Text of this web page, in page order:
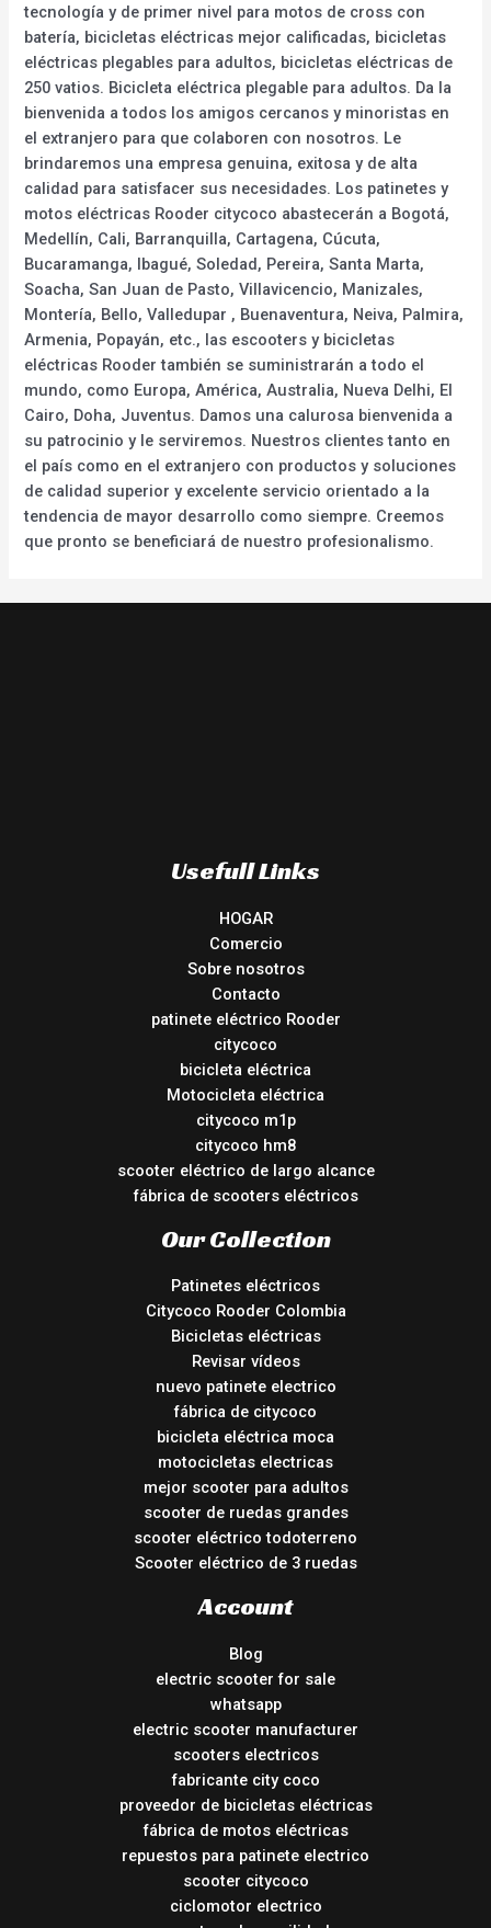
tecnología y de primer nivel para motos de cross con
batería, bicicletas eléctricas mejor calificadas, bicicletas
eléctricas plegables para adultos, bicicletas eléctricas de
250 vatios. Bicicleta eléctrica plegable para adultos. Da la
bienvenida a todos los amigos cercanos y minoristas en
el extranjero para que colaboren con nosotros. Le
brindaremos una empresa genuina, exitosa y de alta
calidad para satisfacer sus necesidades. Los patinetes y
motos eléctricas Rooder citycoco abastecerán a Bogotá,
Medellín, Cali, Barranquilla, Cartagena, Cúcuta,
Bucaramanga, Ibagué, Soledad, Pereira, Santa Marta,
Soacha, San Juan de Pasto, Villavicencio, Manizales,
Montería, Bello, Valledupar , Buenaventura, Neiva, Palmira,
Armenia, Popayán, etc., las escooters y bicicletas
eléctricas Rooder también se suministrarán a todo el
mundo, como Europa, América, Australia, Nueva Delhi, El
Cairo, Doha, Juventus. Damos una calurosa bienvenida a
su patrocinio y le serviremos. Nuestros clientes tanto en
el país como en el extranjero con productos y soluciones
de calidad superior y excelente servicio orientado a la
tendencia de mayor desarrollo como siempre. Creemos
que pronto se beneficiará de nuestro profesionalismo.
Usefull Links
HOGAR
Comercio
Sobre nosotros
Contacto
patinete eléctrico Rooder
citycoco
bicicleta eléctrica
Motocicleta eléctrica
citycoco m1p
citycoco hm8
scooter eléctrico de largo alcance
fábrica de scooters eléctricos
Our Collection
Patinetes eléctricos
Citycoco Rooder Colombia
Bicicletas eléctricas
Revisar vídeos
nuevo patinete electrico
fábrica de citycoco
bicicleta eléctrica moca
motocicletas electricas
mejor scooter para adultos
scooter de ruedas grandes
scooter eléctrico todoterreno
Scooter eléctrico de 3 ruedas
Account
Blog
electric scooter for sale
whatsapp
electric scooter manufacturer
scooters electricos
fabricante city coco
proveedor de bicicletas eléctricas
fábrica de motos eléctricas
repuestos para patinete electrico
scooter citycoco
ciclomotor electrico